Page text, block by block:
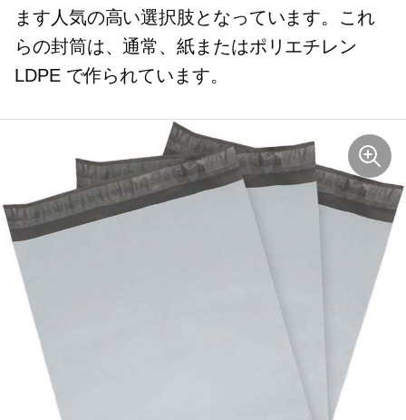
ます人気の高い選択肢となっています。これ
らの封筒は、通常、紙またはポリエチレン
LDPE で作られています。